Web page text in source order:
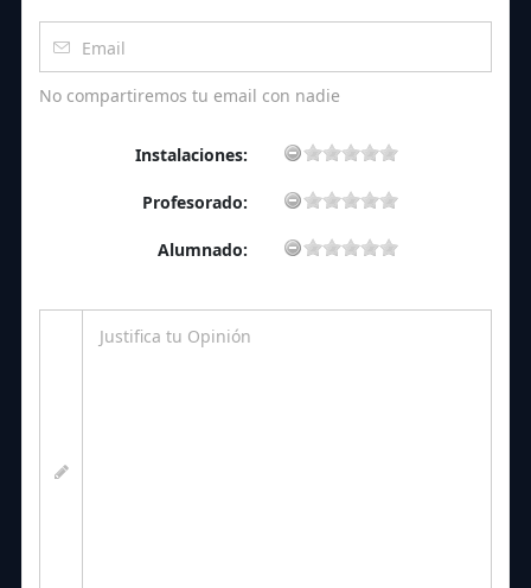
No compartiremos tu email con nadie
Instalaciones:
Profesorado:
Alumnado: